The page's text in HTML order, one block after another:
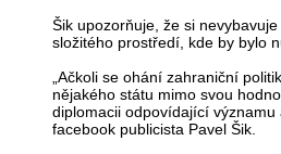
Šik upozorňuje, že si
složitého prostředí, kde by bylo
„Ačkoli se ohání zahraniční
nějakého státu mimo svou
diplomacii odpovídající významu
facebook publicista Pavel Šik.